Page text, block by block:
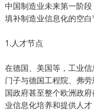
中国制造业未来第一阶段
填补制造业信息化的空白
1.人才节点
在德国、美国等，工业
门子与德国工程院、弗
国政府甚至整个欧洲政
业信息化培养和提供人